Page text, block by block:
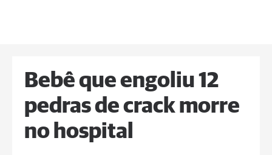
Bebê que engoliu 12
pedras de crack morre
no hospital